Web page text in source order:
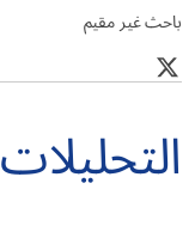
باحث غير مقيم
التحليلات